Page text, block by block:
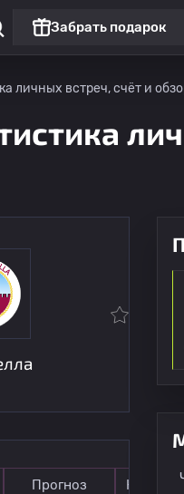
Забрать подарок
личных встреч, счёт и
Прогноз
Серия C
15.08